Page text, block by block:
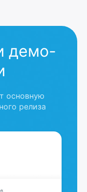
демо-
основную
релиза